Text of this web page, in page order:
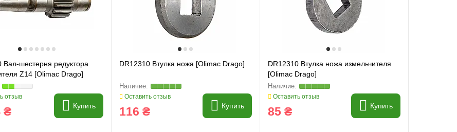
Вал-шестерня редуктора
Z14 [Olimac Drago]
отзыв
₴ Купить
DR12310 Втулка ножа [Olimac Drago]
Оставить отзыв
116 ₴ Купить
DR12310 Втулка ножа измельчителя
[Olimac Drago]
Оставить отзыв
85 ₴ Купить